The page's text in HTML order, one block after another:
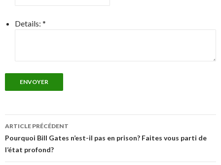
Details: *
ENVOYER
Navigation
des
articles
ARTICLE PRÉCÉDENT
Pourquoi Bill Gates n’est-il pas en prison? Faites vous parti de
l’état profond?